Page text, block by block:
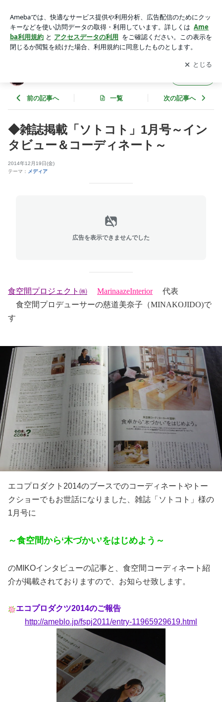
ト～ | MIKOのインテリア＆テーブルコーディネート
アプリをダウンロードして ブログの更新通知
を受け取りまし
ょう。
開く
前の記事へ 一覧 次の記事へ
◆雑誌掲載「ソトコト」1月号～イン
タビュー＆コーディネート～
2014年12月19日(金)
テーマ： メディア
広告を表示できませんでした
食空間プロジェクト㈱ MarinaazeInterior
代表
食空間プロデューサーの慈道美奈子（MINAKOJIDO)で
す
エコプロダクト2014のブースでのコーディネートやトー
クショーでもお世話になりました、雑誌「ソトコト」様の
1月号に
～食空間から‘木づかい’をはじめよう～
のMIKOインタビューの記事と、食空間コーディネート紹
介が掲載されておりますので、お知らせ致します。
エコプロダクツ2014のご報告
http://ameblo.jp/fspj2011/entry-11965929619.html